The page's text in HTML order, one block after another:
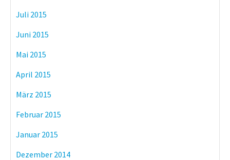
Juli 2015
Juni 2015
Mai 2015
April 2015
März 2015
Februar 2015
Januar 2015
Dezember 2014